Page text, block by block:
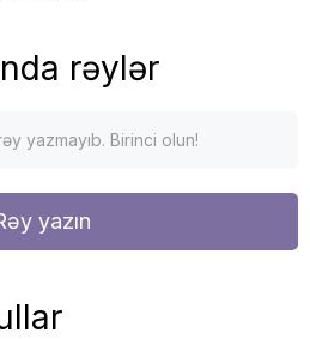
rəylər
yazmayıb. Birinci olun!
yazın